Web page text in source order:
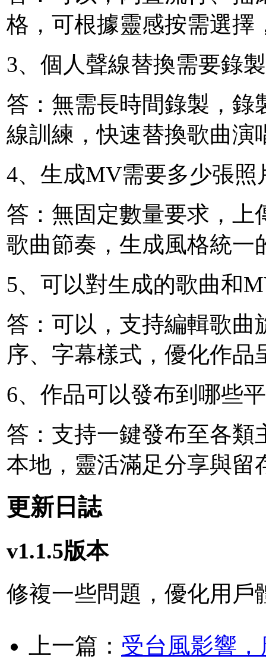
格，可根據靈感按需選擇
3、個人聲線替換需要錄
答：無需長時間錄製，錄
線訓練，快速替換歌曲演
4、生成MV需要多少張照
答：無固定數量要求，
歌曲節奏，生成風格統一
5、可以對生成的歌曲和
答：可以，支持編輯歌
序、字幕樣式，優化作品
6、作品可以發布到哪些
答：支持一鍵發布至各類
本地，靈活滿足分享與留
更新日誌
v1.1.5版本
修複一些問題，優化用戶
上一篇： 受台風影響